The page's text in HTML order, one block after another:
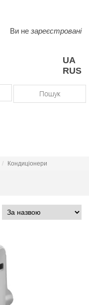
UA
RUS
Пошук
Ви не зареєстровані
Кондиціонери